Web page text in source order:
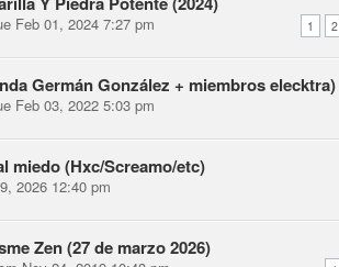
1 2
Feb 01, 2024 7:27 pm
Germán González + miembros elecktra)
Feb 03, 2022 5:03 pm
miedo (Hxc/Screamo/etc)
2026 12:40 pm
Zen (27 de marzo 2026)